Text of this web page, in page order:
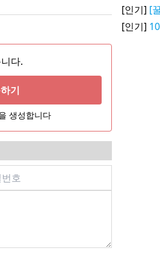
다.
기
생성합니다
[인기] [
[인기]